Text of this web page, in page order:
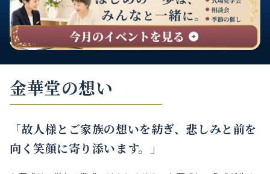
金華堂の想い
「故人様とご家族の想いを紡ぎ、 悲しみと前を
向く笑顔に寄り添います。」